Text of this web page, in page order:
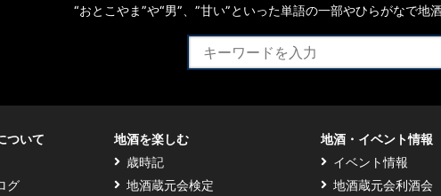
“おとこやま”や“男”、”甘い”といった単語の一部やひらがなで地
ついて
グ
地酒を楽しむ
歳時記
地酒蔵元会検定
地酒・イベント情報
イベント情報
地酒蔵元会利酒会